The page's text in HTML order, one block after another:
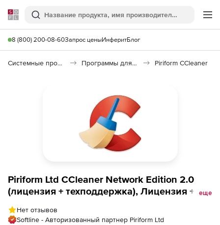
Softline
Поиск
8 (800) 200-08-60Запрос ценыИнферитБлог
Системные программы Программы для настройки системы Piriform CCleaner
Piriform Ltd CCleaner Network Edition 2.0
(лицензия + техподдержка), Лицензия +
еще
Нет отзывов
Softline - Авторизованный партнер Piriform Ltd